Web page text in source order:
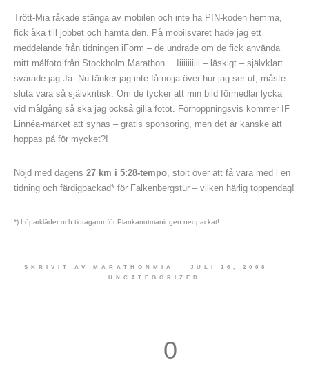
Trött-Mia råkade stänga av mobilen och inte ha PIN-koden hemma,
fick åka till jobbet och hämta den. På mobilsvaret hade jag ett
meddelande från tidningen iForm – de undrade om de fick använda
mitt målfoto från Stockholm Marathon… Iiiiiiiiiii – läskigt – självklart
svarade jag Ja. Nu tänker jag inte få nojja över hur jag ser ut, måste
sluta vara så självkritisk. Om de tycker att min bild förmedlar lycka
vid målgång så ska jag också gilla fotot. Förhoppningsvis kommer IF
Linnéa-märket att synas – gratis sponsoring, men det är kanske att
hoppas på för mycket?!
Nöjd med dagens 27 km i 5:28-tempo, stolt över att få vara med i en
tidning och färdigpackad* för Falkenbergstur – vilken härlig toppendag!
*) Löparkläder och tidtagarur för Plankanutmaningen nedpackat!
SKRIVIT AV MARATHONMIA
JULI 16, 2008
UNCATEGORIZED
0